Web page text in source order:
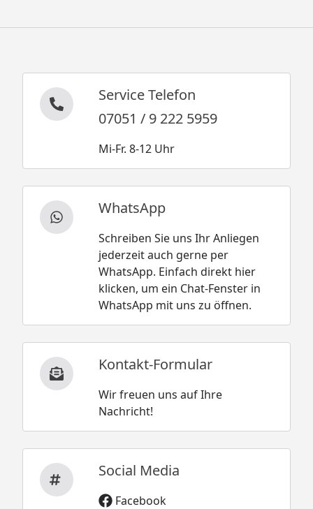
Service Telefon
07051 / 9 222 5959
Mi-Fr. 8-12 Uhr
WhatsApp
Schreiben Sie uns Ihr Anliegen
jederzeit auch gerne per
WhatsApp. Einfach direkt hier
klicken, um ein Chat-Fenster in
WhatsApp mit uns zu öffnen.
Kontakt-Formular
Wir freuen uns auf Ihre
Nachricht!
Social Media
Facebook